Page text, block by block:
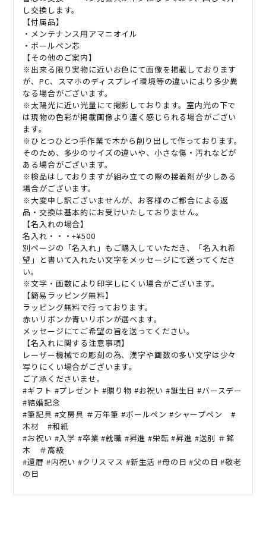
し交換します。
【付属品】
・メンテナンス用アマニオイル
・ボールペン芯
【その他のご案内】
※出来る限り実物に近いお色にて画像を掲載しております
が、PC、スマホのディスプレイ環境等の違いにより多少異
なる場合がございます。
※太陽光に近い光量にて撮影しております。室内光の下で
は現物の色彩が掲載画像より濃く感じられる場合がござい
ます。
※ひとつひとつ手作業で木から削り出して作っております。
そのため、多少のサイズの違いや、小さな傷・汚れなどが
ある場合がございます。
※検品はしておりますが組み立ての際の接着剤が少しある
場合がございます。
※大変申し訳ございませんが、お客様のご都合による返
品・交換は基本的にお受けいたしておりません。
【名入れの場合】
名入れ・・・+¥500
別ページの「名入れ」もご購入していただき、「名入れ希
望」と書いて入れたい文字をメッセージにて送ってくださ
い。
※文字・画数により印字しにくい場合がございます。
【簡易ラッピング無料】
ラッピング無料で行っております。
赤いリボンか青いリボンが選べます。
メッセージにてご希望の旨を送ってください。
【名入れに関する注意事項】
レーザー機械での彫刻の為、漢字や画数の多い文字は少々
写りにくい場合がございます。
ご了承くださいませ。
#ギフト #プレゼント #贈り物 #お祝い #誕生日 #バースデー
#結婚記念
#筆記具 #文房具 ＃万年筆 #ボールペン #シャープペン #
木材 #和紙
#お祝い #入学 #卒業 #就職 #昇進 #栄転 #昇進 #送別 ＃銘
木 ＃高級
#還暦 #内祝い #クリスマス #新生活 #母の日 #父の日 #敬老
の日